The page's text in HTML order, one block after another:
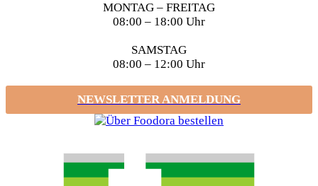
MONTAG – FREITAG
08:00 – 18:00 Uhr
SAMSTAG
08:00 – 12:00 Uhr
NEWSLETTER ANMELDUNG